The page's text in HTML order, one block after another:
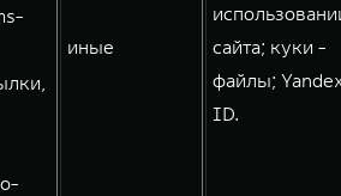
иные
сайта; куки -
файлы;
ID.